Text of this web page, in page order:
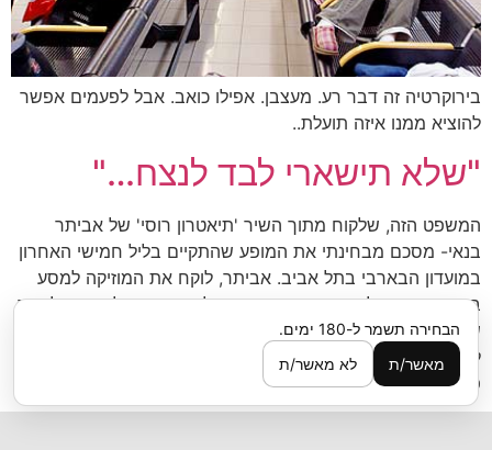
בירוקרטיה זה דבר רע. מעצבן. אפילו כואב. אבל לפעמים אפשר
להוציא ממנו איזה תועלת..
"שלא תישארי לבד לנצח…"
המשפט הזה, שלקוח מתוך השיר 'תיאטרון רוסי' של אביתר
בנאי- מסכם מבחינתי את המופע שהתקיים בליל חמישי האחרון
במועדון הבארבי בתל אביב. אביתר, לוקח את המוזיקה למסע
בירור פנימי מול העבר. או שהמוזיקה לוקחת אותו למסע… לאחר
שעשה תהליך תשובה ארוך ומורכב, אביתר מרגיש בטוח להביט
לאחור, לפתוח מגירות ישנות, להתמודד עם הזאב הרעב שהיה
פעם. […]
הבחירה תשמר ל-180 ימים.
מאשר/ת
לא מאשר/ת